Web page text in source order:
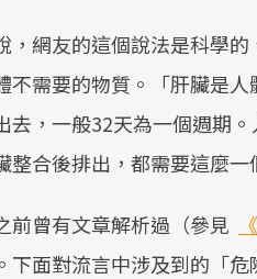
網友的這個說法是科學
需要的物質。「肝臟是人
，一般32天為一個週期
整合後排出，都需要這麼
前曾有文章解析過（參見
面對流言中涉及到的「
狀況、啟動健康管
前
前
前
前